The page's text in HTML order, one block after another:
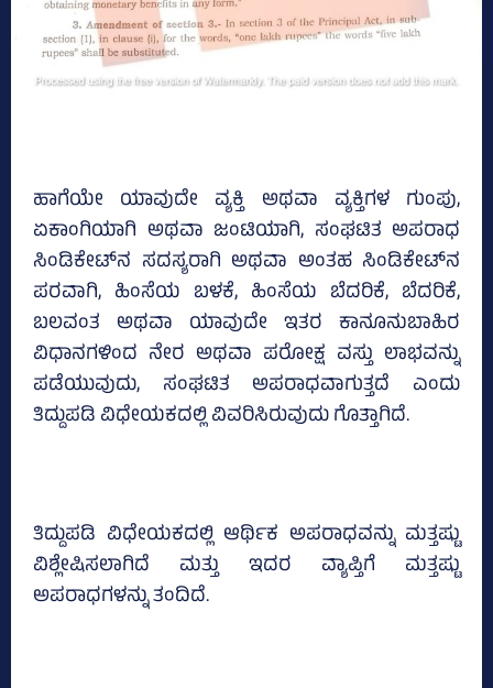
ಹಾಗೆಯೇ ಯಾವುದೇ ವ್ಯಕ್ತಿ ಅಥವಾ ವ್ಯಕ್ತಿಗಳ ಗುಂಪು,
ಏಕಾಂಗಿಯಾಗಿ ಅಥವಾ ಜಂಟಿಯಾಗಿ, ಸಂಘಟಿತ ಅಪರಾಧ
ಸಿಂಡಿಕೇಟ್‌ನ ಸದಸ್ಯರಾಗಿ ಅಥವಾ ಅಂತಹ ಸಿಂಡಿಕೇಟ್‌ನ
ಪರವಾಗಿ, ಹಿಂಸೆಯ ಬಳಕೆ, ಹಿಂಸೆಯ ಬೆದರಿಕೆ, ಬೆದರಿಕೆ,
ಬಲವಂತ ಅಥವಾ ಯಾವುದೇ ಇತರ ಕಾನೂನುಬಾಹಿರ
ವಿಧಾನಗಳಿಂದ ನೇರ ಅಥವಾ ಪರೋಕ್ಷ ವಸ್ತು ಲಾಭವನ್ನು
ಪಡೆಯುವುದು, ಸಂಘಟಿತ ಅಪರಾಧವಾಗುತ್ತದೆ ಎಂದು
ತಿದ್ದುಪಡಿ ವಿಧೇಯಕದಲ್ಲಿ ವಿವರಿಸಿರುವುದು ಗೊತ್ತಾಗಿದೆ.
ತಿದ್ದುಪಡಿ ವಿಧೇಯಕದಲ್ಲಿ ಆರ್ಥಿಕ ಅಪರಾಧವನ್ನು ಮತ್ತಷ್ಟು
ವಿಶ್ಲೇಷಿಸಲಾಗಿದೆ ಮತ್ತು ಇದರ ವ್ಯಾಪ್ತಿಗೆ ಮತ್ತಷ್ಟು
ಅಪರಾಧಗಳನ್ನು ತಂದಿದೆ.